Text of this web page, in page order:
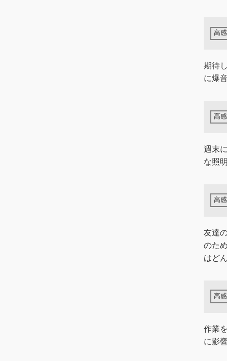
期待
に爆
週末
な照
友達
のた
はど
作業
に影